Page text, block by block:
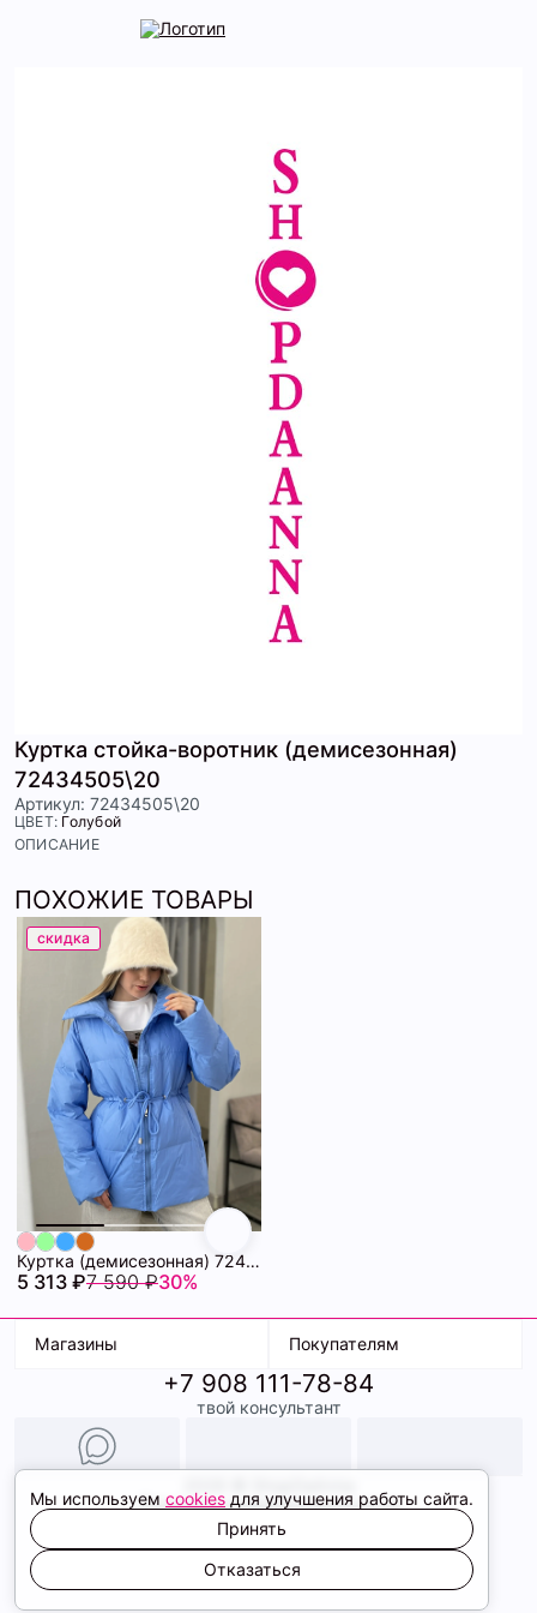
Куртка стойка-воротник (демисезонная)
72434505\20
Артикул: 72434505\20
ЦВЕТ: Голубой
ОПИСАНИЕ
ПОХОЖИЕ ТОВАРЫ
скидка
Куртка (демисезонная) 72462280\20
5 313 ₽7 590 ₽30%
Магазины
ТК Терминал
ТРК Континент
Покупателям
Доставка
Условия оплаты
Образы
+7 908 111-78-84
твой консультант
Политика конфиденциальности
Соглашение cookie
Сайт создали
Мы используем cookies для улучшения работы сайта.
Принять
Отказаться